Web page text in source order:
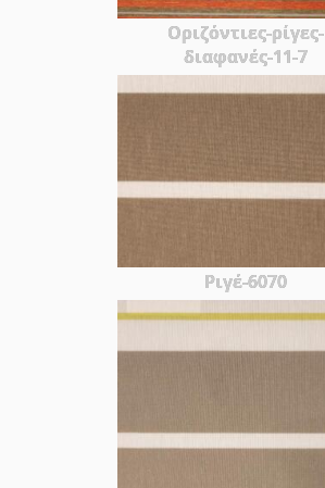
Οριζόντιες-ρίγες-
διαφανές-11-7
Ριγέ-6070